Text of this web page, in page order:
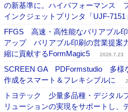
の新基準に。ハイパフォーマンス
インクジェットプリンタ「UJF-
FFGS 高速・高性能なバリアブル
アップ バリアブル印刷の営業提案
縮に貢献するFormMagic5
2026.7.23
SCREEN GA PDFormstudio 多様
作成をスマート＆フレキシブルに
トヨテック 少量多品種・デジタル
リューションの実現をサポートし、